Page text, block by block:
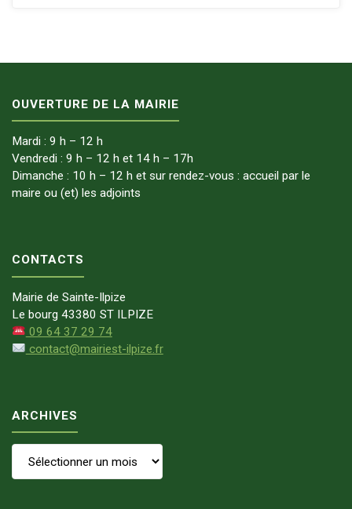
OUVERTURE DE LA MAIRIE
Mardi : 9 h – 12 h
Vendredi : 9 h – 12 h et 14 h – 17h
Dimanche : 10 h – 12 h et sur rendez-vous : accueil par le
maire ou (et) les adjoints
CONTACTS
Mairie de Sainte-Ilpize
Le bourg 43380 ST ILPIZE
09 64 37 29 74
contact@mairiest-ilpize.fr
ARCHIVES